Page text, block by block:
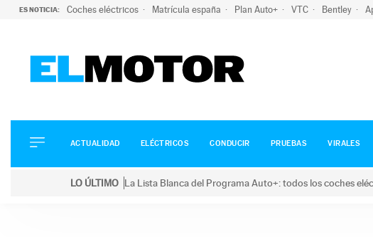
ES NOTICIA: Coches eléctricos Matrícula españa Plan Auto+ VTC Bentley
ELÉCTRICOS
CONDUCIR
ACTUALIDAD ELÉCTRICOS CONDUCIR PRUEBAS VIRALES
LO ÚLTIMO La Lista Blanca del Programa Auto+: todos los coches